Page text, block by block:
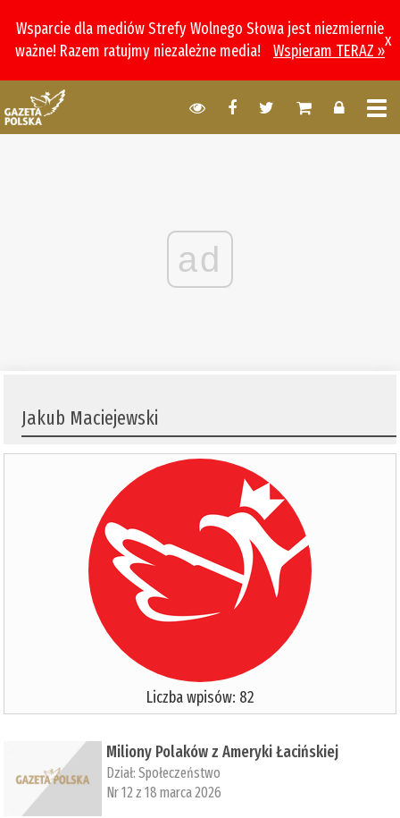
Wsparcie dla mediów Strefy Wolnego Słowa jest niezmiernie
ważne! Razem ratujmy niezależne media!
Wspieram TERAZ »
x
ad
Jakub Maciejewski
Liczba wpisów: 82
Miliony Polaków z Ameryki Łacińskiej
Dział:Społeczeństwo
Nr 12 z 18 marca 2026